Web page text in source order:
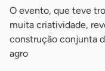
O evento, que teve
muita criatividade,
construção conjunta
agro